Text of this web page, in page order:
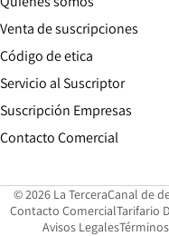
Venta de suscripciones
Código de etica Opens in
Servicio al Suscriptor
Suscripción Empresas
Contacto Comercial
© 2026 La TerceraCanal de
Contacto ComercialOpens in
Tarifario
Avisos LegalesOpens